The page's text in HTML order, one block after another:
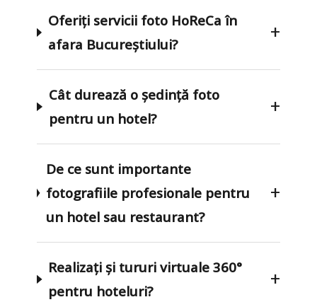
Oferiți servicii foto HoReCa în
afara Bucureștiului?
+
Cât durează o ședință foto
pentru un hotel?
+
De ce sunt importante
fotografiile profesionale pentru
un hotel sau restaurant?
+
Realizați și tururi virtuale 360°
pentru hoteluri?
+